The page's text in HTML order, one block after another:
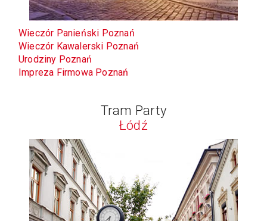
Wieczór Panieński Poznań
Wieczór Kawalerski Poznań
Urodziny Poznań
Impreza Firmowa Poznań
Tram Party
Łódź